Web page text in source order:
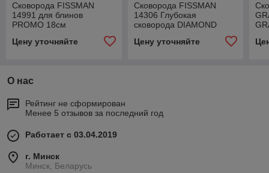
Cковорода FISSMAN
14991 для блинов
PROMO 18см
Цену уточняйте
Cковорода FISSMAN
14306 Глубокая
сковорода DIAMOND
Цену уточняйте
О нас
Рейтинг не сформирован
Менее 5 отзывов за последний год
Работает с 03.04.2019
г. Минск
Минск, Беларусь